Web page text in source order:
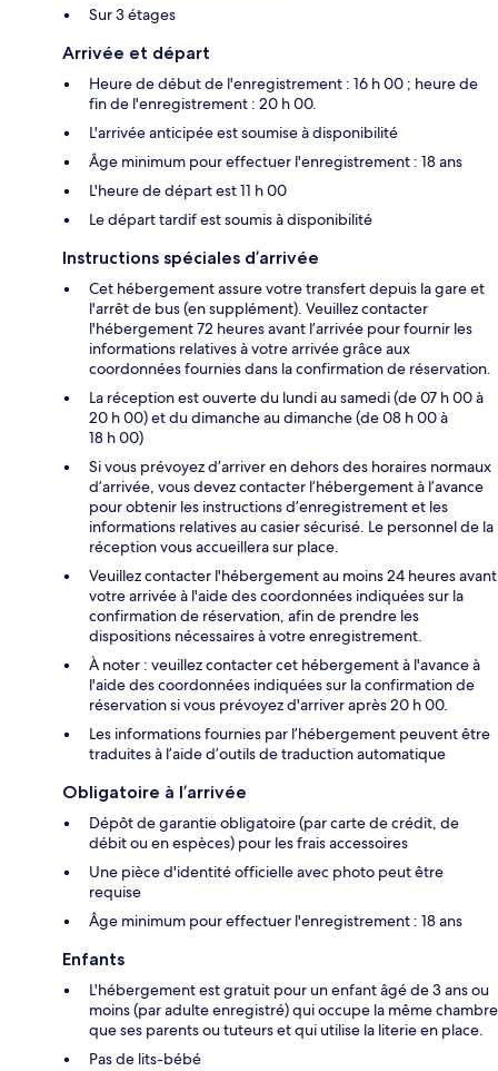
Sur 3 étages
Arrivée et départ
Heure de début de l'enregistrement : 16 h 00 ; heure de
fin de l'enregistrement : 20 h 00.
L'arrivée anticipée est soumise à disponibilité
Âge minimum pour effectuer l'enregistrement : 18 ans
L'heure de départ est 11 h 00
Le départ tardif est soumis à disponibilité
Instructions spéciales d’arrivée
Cet hébergement assure votre transfert depuis la gare et
l'arrêt de bus (en supplément). Veuillez contacter
l'hébergement 72 heures avant l’arrivée pour fournir les
informations relatives à votre arrivée grâce aux
coordonnées fournies dans la confirmation de réservation.
La réception est ouverte du lundi au samedi (de 07 h 00 à
20 h 00) et du dimanche au dimanche (de 08 h 00 à
18 h 00)
Si vous prévoyez d’arriver en dehors des horaires normaux
d’arrivée, vous devez contacter l’hébergement à l’avance
pour obtenir les instructions d’enregistrement et les
informations relatives au casier sécurisé. Le personnel de la
réception vous accueillera sur place.
Veuillez contacter l'hébergement au moins 24 heures avant
votre arrivée à l'aide des coordonnées indiquées sur la
confirmation de réservation, afin de prendre les
dispositions nécessaires à votre enregistrement.
À noter : veuillez contacter cet hébergement à l'avance à
l'aide des coordonnées indiquées sur la confirmation de
réservation si vous prévoyez d'arriver après 20 h 00.
Les informations fournies par l’hébergement peuvent être
traduites à l’aide d’outils de traduction automatique
Obligatoire à l’arrivée
Dépôt de garantie obligatoire (par carte de crédit, de
débit ou en espèces) pour les frais accessoires
Une pièce d'identité officielle avec photo peut être
requise
Âge minimum pour effectuer l'enregistrement : 18 ans
Enfants
L'hébergement est gratuit pour un enfant âgé de 3 ans ou
moins (par adulte enregistré) qui occupe la même chambre
que ses parents ou tuteurs et qui utilise la literie en place.
Pas de lits-bébé